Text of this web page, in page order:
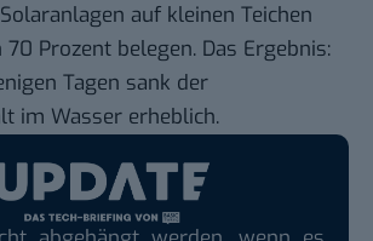
auf kleinen Teichen
70 Prozent belegen. Das Ergebnis:
Tagen sank der
im Wasser erheblich.